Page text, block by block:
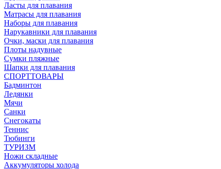
Ласты для плавания
Матрасы для плавания
Наборы для плавания
Нарукавники для плавания
Очки, маски для плавания
Плоты надувные
Сумки пляжные
Шапки для плавания
СПОРТТОВАРЫ
Бадминтон
Ледянки
Мячи
Санки
Снегокаты
Теннис
Тюбинги
ТУРИЗМ
Ножи складные
Аккумуляторы холода